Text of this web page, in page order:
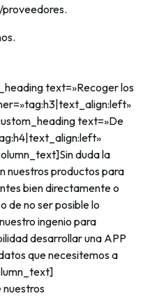
text=»Recoger los
text=»De
duda la
nuestros productos para
bien directamente o
de no ser posible lo
ingenio para
desarrollar una APP
que necesitemos a